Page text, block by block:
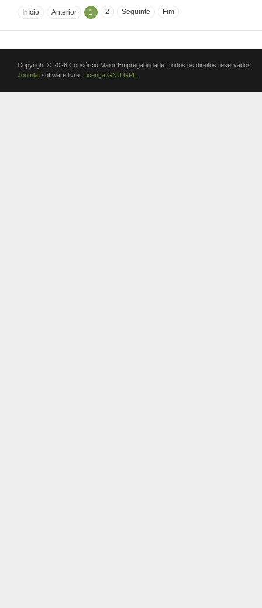
Início Anterior 1 2 Seguinte Fim
Copyright © 2026 Consórcio Maior Empregabilidade. Todos os direitos reservados.
Joomla! software livre. Licença GNU GPL.